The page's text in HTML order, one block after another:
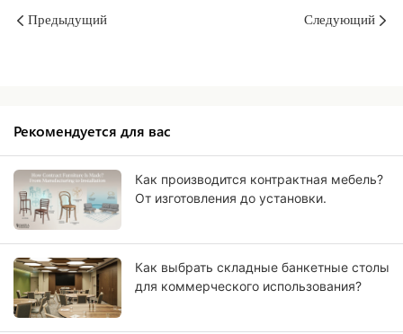
Предыдущий Следующий
Рекомендуется для вас
Как производится контрактная мебель?
От изготовления до установки.
Как выбрать складные банкетные столы
для коммерческого использования?